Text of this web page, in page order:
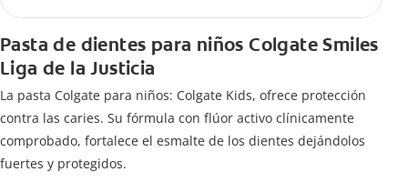
Pasta de dientes para niños Colgate Smiles
Liga de la Justicia
La pasta Colgate para niños: Colgate Kids, ofrece protección
contra las caries. Su fórmula con flúor activo clínicamente
comprobado, fortalece el esmalte de los dientes dejándolos
fuertes y protegidos.